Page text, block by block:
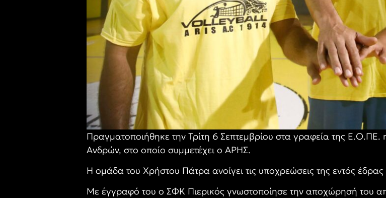
Πραγματοποιήθηκε την Τρίτη 6 Σεπτεμβρίου στα γραφεία της
Ανδρών, στο οποίο συμμετέχει ο ΑΡΗΣ.
Η ομάδα του Χρήστου Πάτρα ανοίγει τις υποχρεώσεις της εντός
Με έγγραφό του ο ΣΦΚ Πιερικός γνωστοποίησε την αποχώρησή του